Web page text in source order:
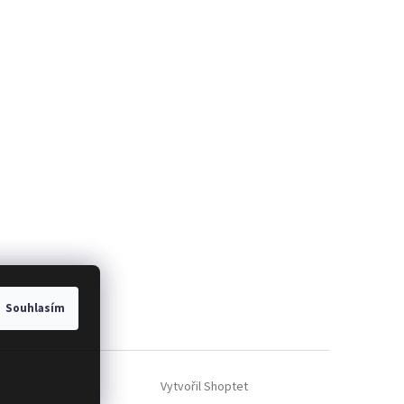
Souhlasím
Vytvořil Shoptet